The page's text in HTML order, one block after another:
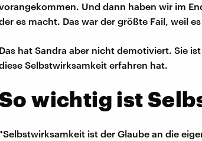
Und dann haben wir im
es macht. Das war der größte Fail, weil
Das hat Sandra aber nicht demotiviert. Sie
Selbstwirksamkeit erfahren hat.
wichtig ist
ist der Glaube an die